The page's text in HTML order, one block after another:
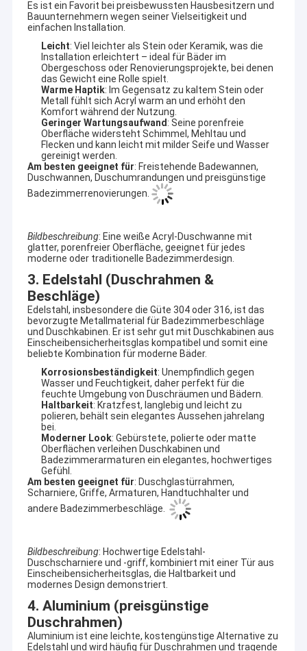
Zu Hause
Produkte
Videos
Es ist ein Favorit bei preisbewussten Hausbesitzern und
Bauunternehmern wegen seiner Vielseitigkeit und
einfachen Installation.
Leicht: Viel leichter als Stein oder Keramik, was die
Installation erleichtert – ideal für Bäder im
Obergeschoss oder Renovierungsprojekte, bei denen
das Gewicht eine Rolle spielt.
Warme Haptik: Im Gegensatz zu kaltem Stein oder
Metall fühlt sich Acryl warm an und erhöht den
Komfort während der Nutzung.
Geringer Wartungsaufwand : Seine porenfreie
Oberfläche widersteht Schimmel, Mehltau und
Flecken und kann leicht mit milder Seife und Wasser
gereinigt werden.
Am besten geeignet für: Freistehende Badewannen,
Duschwannen, Duschumrandungen und preisgünstige
Badezimmerrenovierungen.
Bildbeschreibung: Eine weiße Acryl-Duschwanne mit
glatter, porenfreier Oberfläche, geeignet für jedes
moderne oder traditionelle Badezimmerdesign.
3. Edelstahl (Duschrahmen &
Beschläge)
Edelstahl, insbesondere die Güte 304 oder 316, ist das
bevorzugte Metallmaterial für Badezimmerbeschläge
und Duschkabinen. Er ist sehr gut mit Duschkabinen aus
Einscheibensicherheitsglas kompatibel und somit eine
beliebte Kombination für moderne Bäder.
Korrosionsbeständigkeit: Unempfindlich gegen
Wasser und Feuchtigkeit, daher perfekt für die
feuchte Umgebung von Duschräumen und Bädern.
Haltbarkeit: Kratzfest, langlebig und leicht zu
polieren, behält sein elegantes Aussehen jahrelang
bei.
Moderner Look: Gebürstete, polierte oder matte
Oberflächen verleihen Duschkabinen und
Badezimmerarmaturen ein elegantes, hochwertiges
Gefühl.
Am besten geeignet für: Duschglastürrahmen,
Scharniere, Griffe, Armaturen, Handtuchhalter und
andere Badezimmerbeschläge.
Bildbeschreibung: Hochwertige Edelstahl-
Duschscharniere und -griff, kombiniert mit einer Tür aus
Einscheibensicherheitsglas, die Haltbarkeit und
modernes Design demonstriert.
4. Aluminium (preisgünstige
Duschrahmen)
Aluminium ist eine leichte, kostengünstige Alternative zu
Edelstahl und wird häufig für Duschrahmen und tragende
AIDELE, im Jahre 2002 gegründet, ist eine hervorragende
Manufaktur in Hangzhou-Stadt. Es Berufs stellt Duschkabinen,
Duschkabinen, Duscheinschließungen, Dampfbäder,
Massagebadewannen, Strudeljet-Wannen。 herAIDELE ist in
Hangzhou-Stadt, in 200 Kilometern weit von Shanghai und in